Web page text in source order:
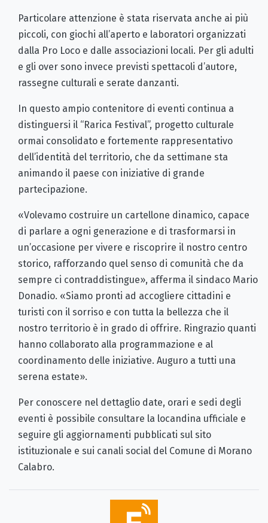
Particolare attenzione è stata riservata anche ai più
piccoli, con giochi all’aperto e laboratori organizzati
dalla Pro Loco e dalle associazioni locali. Per gli adulti
e gli over sono invece previsti spettacoli d’autore,
rassegne culturali e serate danzanti.
In questo ampio contenitore di eventi continua a
distinguersi il “Rarica Festival”, progetto culturale
ormai consolidato e fortemente rappresentativo
dell’identità del territorio, che da settimane sta
animando il paese con iniziative di grande
partecipazione.
«Volevamo costruire un cartellone dinamico, capace
di parlare a ogni generazione e di trasformarsi in
un’occasione per vivere e riscoprire il nostro centro
storico, rafforzando quel senso di comunità che da
sempre ci contraddistingue», afferma il sindaco Mario
Donadio. «Siamo pronti ad accogliere cittadini e
turisti con il sorriso e con tutta la bellezza che il
nostro territorio è in grado di offrire. Ringrazio quanti
hanno collaborato alla programmazione e al
coordinamento delle iniziative. Auguro a tutti una
serena estate».
Per conoscere nel dettaglio date, orari e sedi degli
eventi è possibile consultare la locandina ufficiale e
seguire gli aggiornamenti pubblicati sul sito
istituzionale e sui canali social del Comune di Morano
Calabro.